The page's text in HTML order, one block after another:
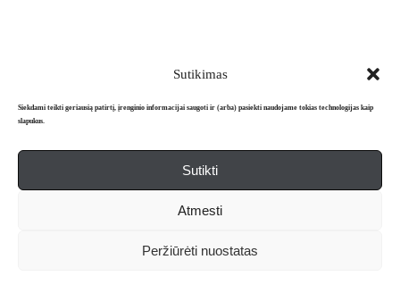
Sutikimas
Siekdami teikti geriausią patirtį, įrenginio informacijai saugoti ir (arba) pasiekti naudojame tokias technologijas kaip
slapukus.
Sutikti
Atmesti
Peržiūrėti nuostatas